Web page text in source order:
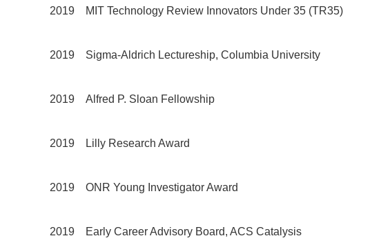
2019 MIT Technology Review Innovators Under 35 (TR35)
2019 Sigma-Aldrich Lectureship, Columbia University
2019 Alfred P. Sloan Fellowship
2019 Lilly Research Award
2019 ONR Young Investigator Award
2019 Early Career Advisory Board, ACS Catalysis